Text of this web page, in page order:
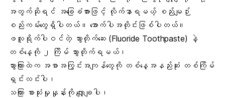
အတွက်ဆိုရင် အခြေခံအားဖြင့် လိုက်နာရမယ့် စည်းမျဉ်း
စည်းကမ်းတွေရှိပါတယ်။ အောက်ပါအတိုင်းဖြစ်ပါတယ်။
ဖလူရိုက်ပါဝင်တဲ့ သွားတိုက်ဆေး (Fluoride Toothpaste) နဲ့
တစ်နေ့ကို ၂ ကြိမ် သွားတိုက်ရမယ်၊
သွားကြားထဲက အစာအကြွင်းအကျန်တွေကို တစ်နေ့အနည်းဆုံး တစ်ကြိမ်
ရှင်းလင်းပါ၊
သကြား စားသုံးမှုနှုန်းကို လျှော့ချပါ၊